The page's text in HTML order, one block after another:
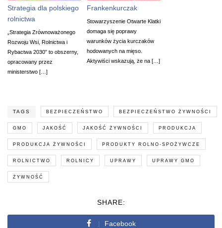
Strategia dla polskiego
rolnictwa
„Strategia Zrównoważonego
Rozwoju Wsi, Rolnictwa i
Rybactwa 2030” to obszerny,
opracowany przez
ministerstwo […]
Frankenkurczak
Stowarzyszenie Otwarte Klatki
domaga się poprawy
warunków życia kurczaków
hodowanych na mięso.
Aktywiści wskazują, że na […]
TAGS BEZPIECZEŃSTWO BEZPIECZEŃSTWO ŻYWNOŚCI
GMO JAKOŚĆ JAKOŚĆ ŻYWNOŚCI PRODUKCJA
PRODUKCJA ŻYWNOŚCI PRODUKTY ROLNO-SPOŻYWCZE
ROLNICTWO ROLNICY UPRAWY UPRAWY GMO
ŻYWNOŚĆ
SHARE:
Facebook